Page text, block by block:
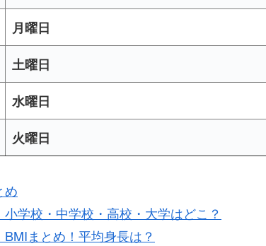
月曜日
土曜日
水曜日
火曜日
め
学校・中学校・高校・大学はどこ？
まとめ！平均身長は？